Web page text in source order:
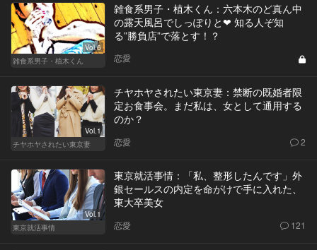
Vol.6
雑食系男子・植木くん
雑食系男子・植木くん：六本木のど真ん中
の露天風呂でしっぽりと❤︎ 知る人ぞ知
る”勝負店”で落とす！？
恋愛
Vol.1
チヤホヤされたい東京妻
チヤホヤされたい東京妻：禁断の既婚者限
定お食事会。まだ私は、女として通用する
のか？
恋愛 2
Vol.1
東京就活事情
東京就活事情：「私、整形したんです」外
銀セールスの内定を命がけで手に入れた、
東大卒美女
恋愛 121